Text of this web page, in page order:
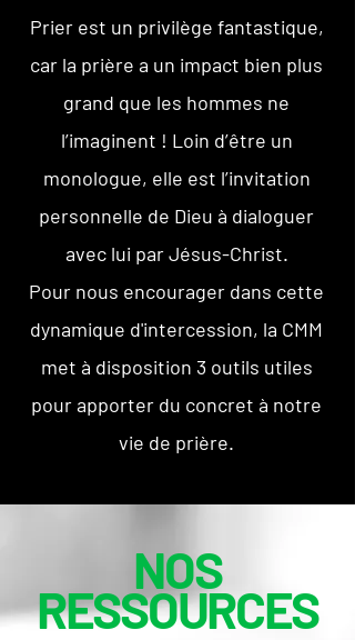
Prier est un privilège fantastique,
car la prière a un impact bien plus
grand que les hommes ne
l’imaginent ! Loin d’être un
monologue, elle est l’invitation
personnelle de Dieu à dialoguer
avec lui par Jésus-Christ.
Pour nous encourager dans cette
dynamique d'intercession, la CMM
met à disposition 3 outils utiles
pour apporter du concret à notre
vie de prière.
NOS
RESSOURCES